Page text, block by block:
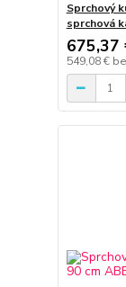
Sprchový
sprchová
675,37
549,08 €